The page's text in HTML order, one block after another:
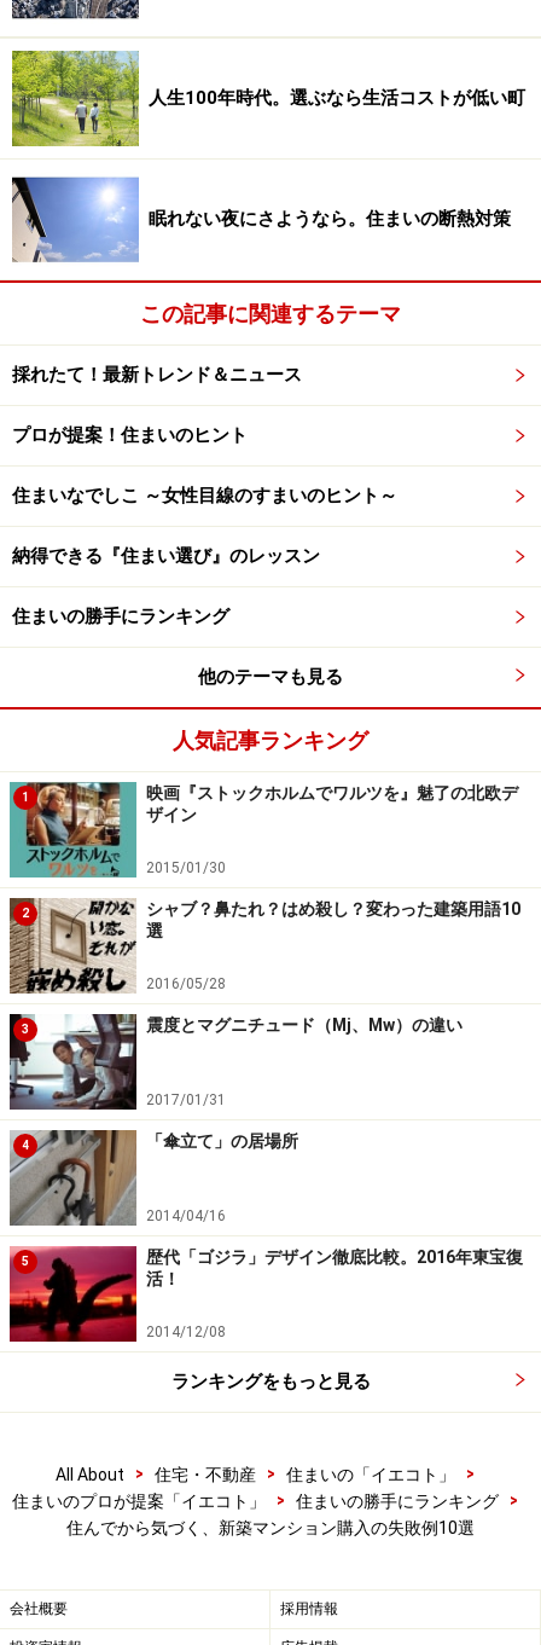
家の中なのに寒いから厚着をしなきゃいけないなんて…
冬、家の中にいても風邪をひきやすい。寒いので家の中
でも厚着をしている。子どもが布団をはいでいないか心
配で夜中に何度もチェックしている……。家の中にいるの
に「風邪をひかないか」と心配しなきゃいけないなん
て、そんな家には住みたくないですよね。
さらに「冬に寒い家」が原因で恐ろしい事故につながる
恐れもあります。それは、ヒートショックです。ヒート
きな負担がかかり、心筋梗塞や脳梗塞を引き起こすこと
です。ヒートショックによる死者は年間で1万人以上と
失敗例3：日当たり、眺望
日当たりの良さや眺望を期待してマンションを購入した
のに、数年後に目の前に大きな建物が建ち、お日様が当
たる時間が短くなったうえに眺望も遮られてしまっ
た……、なんてとても悲しい「しまった！」ですよね。
そのような「しまった」をなくすためには、マンション
を購入する時にモデルルームで敷地の周辺に将来どんな
建物が建つ可能性があるかよく確認することが大切で
す。将来にわたり日当たりや眺望を確保できるかどうか
をしっかり見極めてから購入するようにしましょう。
つつあります
人生100年時代。選ぶなら生活コストが低い町
眠れない夜にさようなら。住まいの断熱対策
この記事に関連するテーマ
採れたて！最新トレンド＆ニュース
プロが提案！住まいのヒント
住まいなでしこ ～女性目線のすまいのヒント～
納得できる『住まい選び』のレッスン
住まいの勝手にランキング
他のテーマも見る
人気記事ランキング
1
映画『ストックホルムでワルツを』魅了の北欧デ
ザイン
2015/01/30
2
シャブ？鼻たれ？はめ殺し？変わった建築用語10
選
2016/05/28
3 震度とマグニチュード（Mj、Mw）の違い
2017/01/31
4 「傘立て」の居場所
2014/04/16
5
歴代「ゴジラ」デザイン徹底比較。2016年東宝復
活！
2014/12/08
ランキングをもっと見る
All About > 住宅・不動産 > 住まいの「イエコト」
>
住まいのプロが提案「イエコト」
> 住まいの勝手にランキング
>
住んでから気づく、新築マンション購入の失敗例10選
会社概要 採用情報